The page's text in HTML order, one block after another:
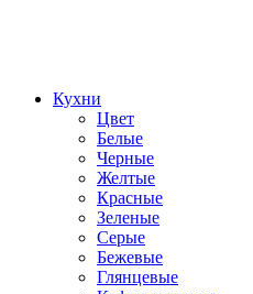
Кухни
Цвет
Белые
Черные
Желтые
Красные
Зеленые
Серые
Бежевые
Глянцевые